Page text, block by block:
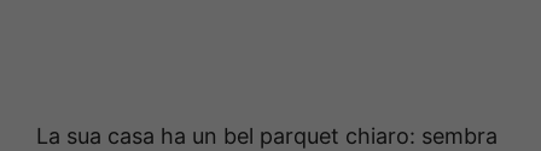
La sua casa ha un bel parquet chiaro: sembra